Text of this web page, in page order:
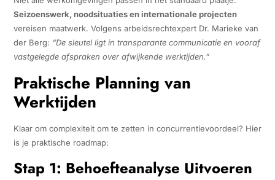
Seizoenswerk, noodsituaties en internationale projecten
vereisen maatwerk. Volgens arbeidsrechtexpert Dr. Marieke van
der Berg: “De sleutel ligt in transparante communicatie en vooraf
vastgelegde afspraken over afwijkende werktijden.”
Praktische Planning van
Werktijden
Klaar om complexiteit om te zetten in concurrentievoordeel? Hier
is je praktische roadmap:
Stap 1: Behoefteanalyse Uitvoeren